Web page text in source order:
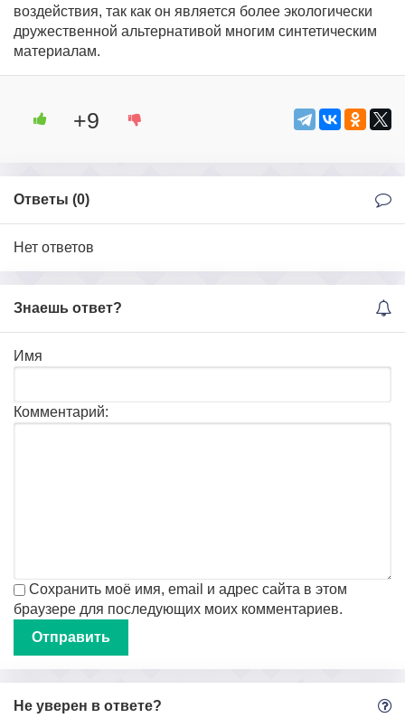
воздействия, так как он является более экологически
дружественной альтернативой многим синтетическим
материалам.
+9
Ответы (0)
Нет ответов
Знаешь ответ?
Имя
Комментарий:
Сохранить моё имя, email и адрес сайта в этом
браузере для последующих моих комментариев.
Не уверен в ответе?